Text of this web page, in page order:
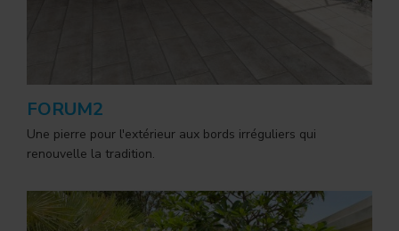
FORUM2
Une pierre pour l'extérieur aux bords irréguliers qui
renouvelle la tradition.